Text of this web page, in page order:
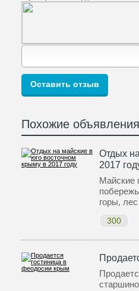
Похожие объявления
Отдых
2017
Майские
горы,
300